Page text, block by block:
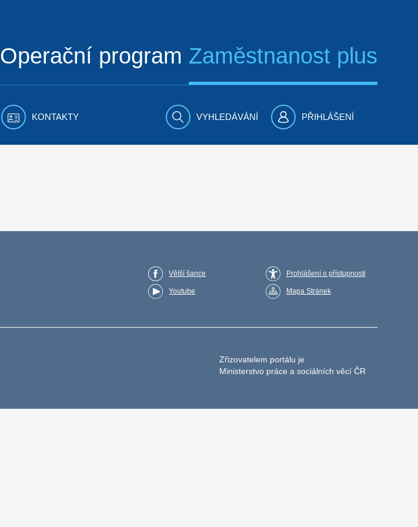
Operační program Zaměstnanost plus
KONTAKTY VYHLEDÁVÁNÍ PŘIHLÁŠENÍ
Větší šance
Youtube
Prohlášení o přístupnosti
Mapa Stránek
Zřizovatelem portálu je
Ministerstvo práce a sociálních věcí ČR